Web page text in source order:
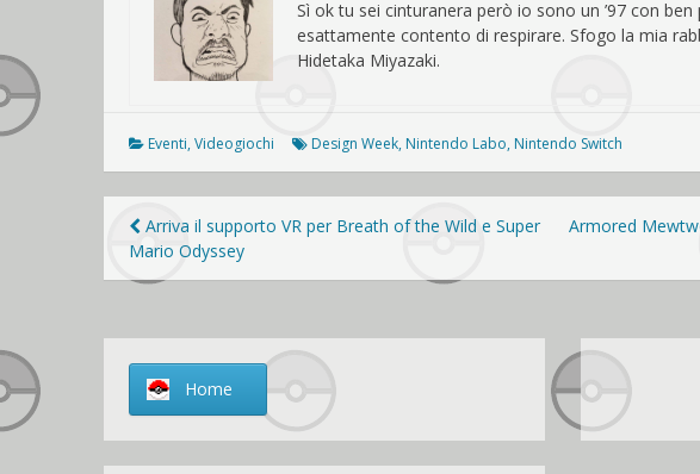
Sì ok tu sei cinturanera però io sono un ’97 con
esattamente contento di respirare. Sfogo la mia
Hidetaka Miyazaki.
Eventi,Videogiochi Design Week, Nintendo Labo, Nintendo Switch
Navigazione
articoli
Arriva il supporto VR per Breath of the Wild e Super
Mario Odyssey
Armored
Home